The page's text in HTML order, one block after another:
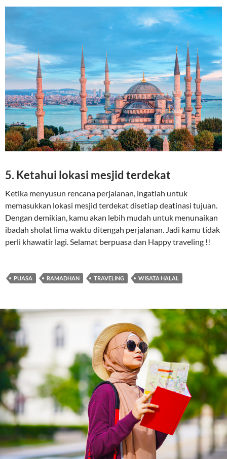
5. Ketahui lokasi mesjid terdekat
Ketika menyusun rencana perjalanan, ingatlah untuk
memasukkan lokasi mesjid terdekat disetiap deatinasi tujuan.
Dengan demikian, kamu akan lebih mudah untuk menunaikan
ibadah sholat lima waktu ditengah perjalanan. Jadi kamu tidak
perli khawatir lagi. Selamat berpuasa dan Happy traveling !!
PUASA RAMADHAN TRAVELING WISATA HALAL